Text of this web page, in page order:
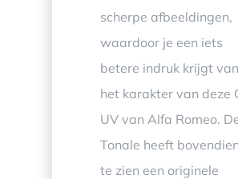
scherpe afbeeldingen,
waardoor je een iets
betere indruk krijgt van
het karakter van deze
UV van Alfa Romeo.
Tonale heeft
te zien een originele